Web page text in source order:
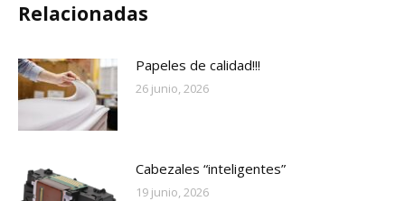
Relacionadas
Papeles de calidad!!!
26 junio, 2026
Cabezales “inteligentes”
19 junio, 2026